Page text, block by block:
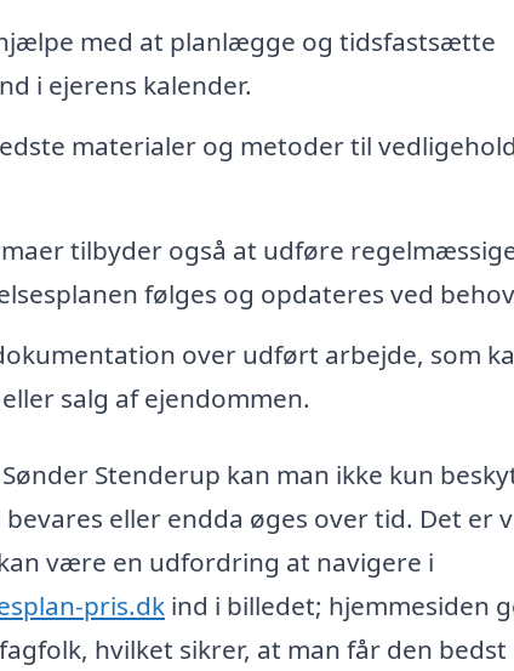
med at planlægge og tidsfastsætte
i ejerens kalender.
materialer og metoder til
tilbyder også at udføre
følges og opdateres ved
over udført arbejde, som
salg af ejendommen.
Stenderup kan man ikke kun
eller endda øges over tid. Det er
være en udfordring at navigere i
pris.dk ind i billedet; hjemmesiden
hvilket sikrer, at man får den bedst